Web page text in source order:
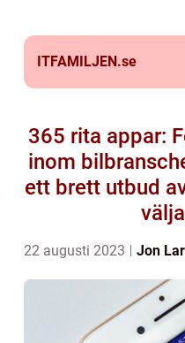
ITFAMILJEN.se
365 rita appar:
inom
ett brett utbud
22 augusti 2023 Jon